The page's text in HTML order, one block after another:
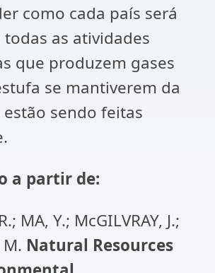
como cada país será
as atividades
que produzem gases
se mantiverem da
sendo feitas
a partir de:
MA, Y.; McGILVRAY, J.;
Natural Resources